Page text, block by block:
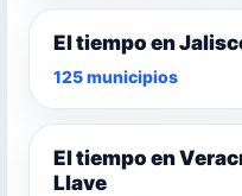
El tiempo en
125 municipios
El tiempo en
Llave